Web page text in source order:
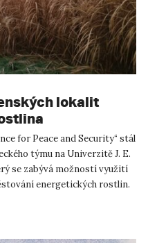
lokalit
for Peace and Security“ stál
týmu na Univerzitě J. E.
se zabývá možností využití
energetických rostlin.